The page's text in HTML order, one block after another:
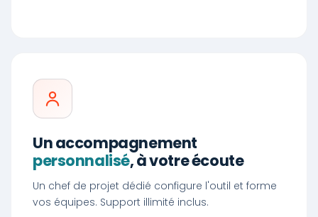
Un accompagnement
personnalisé, à votre écoute
Un chef de projet dédié configure l'outil et forme
vos équipes. Support illimité inclus.